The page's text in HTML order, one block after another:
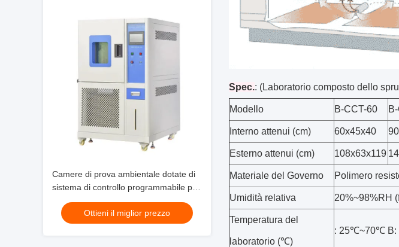
Camere di prova ambientale dotate di
sistema di controllo programmabile per
applicazioni di prova dei prodotti
Ottieni il miglior prezzo
Spec.: (Laboratorio composto dello
Modello B-CCT-60
Interno attenui (cm) 60x45x40
Esterno attenui (cm) 108x63x119
Materiale del Governo Polimero
Umidità relativa 20%~98%RH
Temperatura del
laboratorio (℃)
: 25℃~70℃